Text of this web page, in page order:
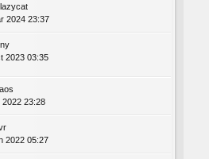
2024 23:37
2023 03:35
2022 23:28
2022 05:27